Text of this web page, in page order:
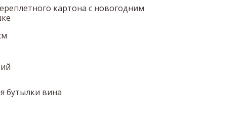
картона с новогодним
бутылки вина